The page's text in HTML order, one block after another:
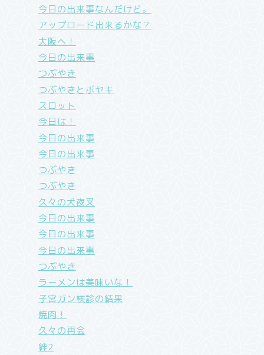
今日の出来事なんだけど。
アップロード出来るかな？
大阪へ！
今日の出来事
つぶやき
つぶやきとボヤキ
スロット
今日は！
今日の出来事
今日の出来事
つぶやき
つぶやき
久々の犬夜叉
今日の出来事
今日の出来事
今日の出来事
つぶやき
ラーメンは美味いな！
子宮ガン検診の結果
焼肉！
久々の再会
絆2